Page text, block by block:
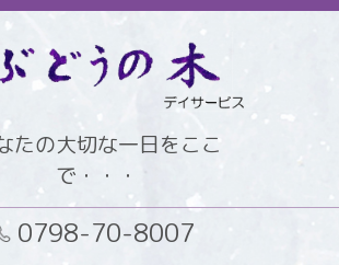
たの大切な一日をここ
で・・・
0798-70-8007